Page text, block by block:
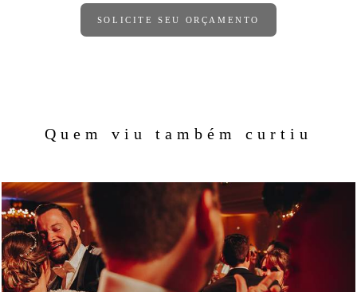
SOLICITE SEU ORÇAMENTO
Quem viu também curtiu